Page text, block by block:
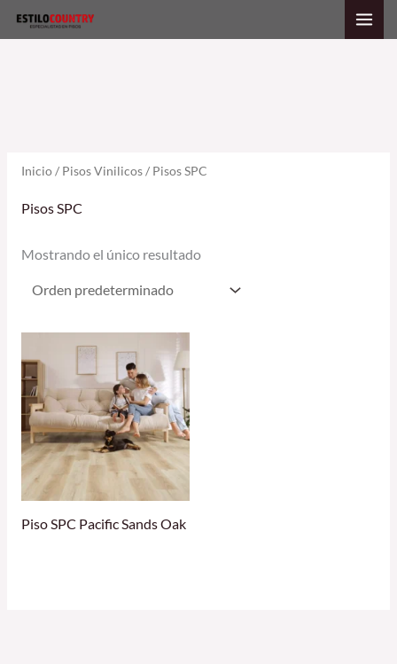
al
Inicio/ Pisos Vinilicos/ Pisos SPC
Pisos SPC
Mostrando el único resultado
Piso SPC Pacific Sands Oak